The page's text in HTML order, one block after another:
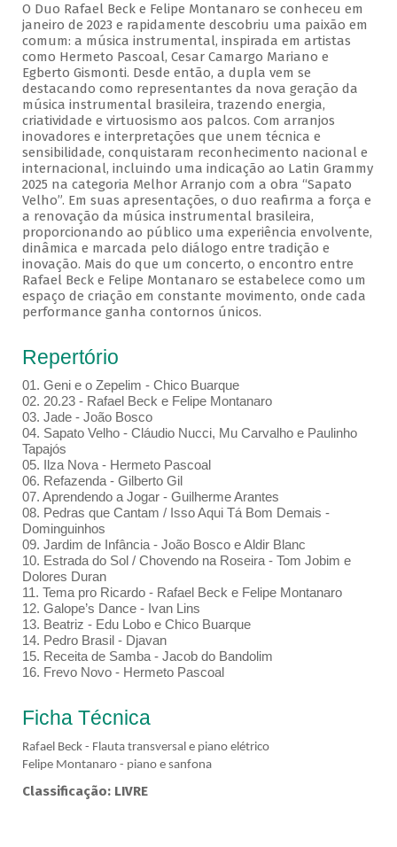
O Duo Rafael Beck e Felipe Montanaro se conheceu em
janeiro de 2023 e rapidamente descobriu uma paixão em
comum: a música instrumental, inspirada em artistas
como Hermeto Pascoal, Cesar Camargo Mariano e
Egberto Gismonti. Desde então, a dupla vem se
destacando como representantes da nova geração da
música instrumental brasileira, trazendo energia,
criatividade e virtuosismo aos palcos. Com arranjos
inovadores e interpretações que unem técnica e
sensibilidade, conquistaram reconhecimento nacional e
internacional, incluindo uma indicação ao Latin Grammy
2025 na categoria Melhor Arranjo com a obra “Sapato
Velho”. Em suas apresentações, o duo reafirma a força e
a renovação da música instrumental brasileira,
proporcionando ao público uma experiência envolvente,
dinâmica e marcada pelo diálogo entre tradição e
inovação. Mais do que um concerto, o encontro entre
Rafael Beck e Felipe Montanaro se estabelece como um
espaço de criação em constante movimento, onde cada
performance ganha contornos únicos.
Repertório
01. Geni e o Zepelim - Chico Buarque
02. 20.23 - Rafael Beck e Felipe Montanaro
03. Jade - João Bosco
04. Sapato Velho - Cláudio Nucci, Mu Carvalho e Paulinho
Tapajós
05. Ilza Nova - Hermeto Pascoal
06. Refazenda - Gilberto Gil
07. Aprendendo a Jogar - Guilherme Arantes
08. Pedras que Cantam / Isso Aqui Tá Bom Demais -
Dominguinhos
09. Jardim de Infância - João Bosco e Aldir Blanc
10. Estrada do Sol / Chovendo na Roseira - Tom Jobim e
Dolores Duran
11. Tema pro Ricardo - Rafael Beck e Felipe Montanaro
12. Galope’s Dance - Ivan Lins
13. Beatriz - Edu Lobo e Chico Buarque
14. Pedro Brasil - Djavan
15. Receita de Samba - Jacob do Bandolim
16. Frevo Novo - Hermeto Pascoal
Ficha Técnica
Rafael Beck - Flauta transversal e piano elétrico
Felipe Montanaro - piano e sanfona
Classificação: LIVRE